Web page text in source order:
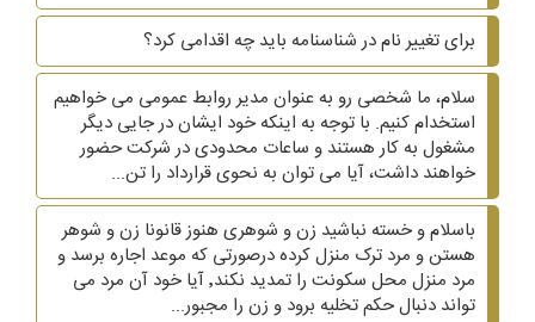
برای تغییر نام در شناسنامه باید چه اقدامی کرد؟
سلام، ما شخصی رو به عنوان مدیر روابط عمومی می خواهیم
استخدام کنیم. با توجه به اینکه خود ایشان در جایی دیگر
مشغول به کار هستند و ساعات محدودی در شرکت حضور
خواهند داشت، آیا می توان به نحوی قرارداد را تن...
باسلام و خسته نباشید زن و شوهری هنوز قانونا زن و شوهر
هستن و مرد ترک منزل کرده درصورتی که موعد اجاره برسد و
مرد منزل محل سکونت را تمدید نکند٬ آیا خود آن مرد می
تواند دنبال حکم تخلیه برود و زن را مجبور...